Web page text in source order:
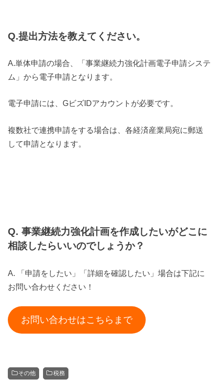
Q.提出方法を教えてください。
A.単体申請の場合、「事業継続力強化計画電子申請システ
ム」から電子申請となります。
電子申請には、GビズIDアカウントが必要です。
複数社で連携申請をする場合は、各経済産業局宛に郵送
して申請となります。
Q. 事業継続力強化計画を作成したいがどこに
相談したらいいのでしょうか？
A. 「申請をしたい」「詳細を確認したい」場合は下記に
お問い合わせください！
お問い合わせはこちらまで
その他 税務